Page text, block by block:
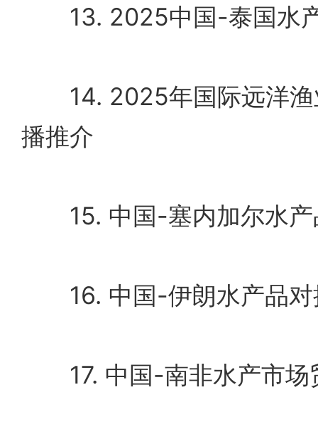
13. 2025中国-泰国水
14. 2025年国际远洋渔
播推介
15. 中国-塞内加尔水产
16. 中国-伊朗水产品对
17. 中国-南非水产市场